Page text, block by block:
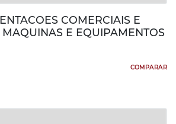
COMERCIAIS E
E EQUIPAMENTOS
COMPARAR